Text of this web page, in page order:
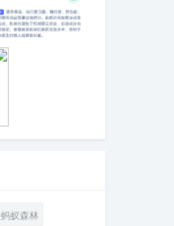
以下哪一项检查
通常需要空腹
采
蚂蚁森林